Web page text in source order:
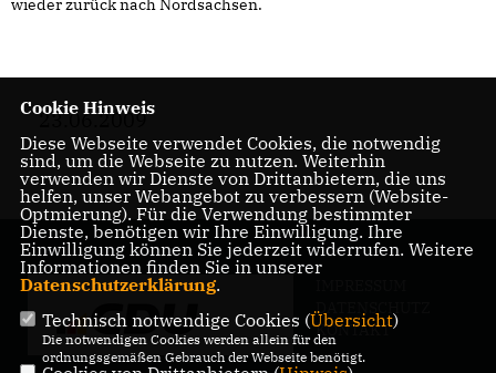
wieder zurück nach Nordsachsen.
23.06.2009
DATENSCHUTZ
KONTAKT
Cookie Hinweis
Diese Webseite verwendet Cookies, die notwendig
sind, um die Webseite zu nutzen. Weiterhin
verwenden wir Dienste von Drittanbietern, die uns
helfen, unser Webangebot zu verbessern (Website-
Optmierung). Für die Verwendung bestimmter
Dienste, benötigen wir Ihre Einwilligung. Ihre
Einwilligung können Sie jederzeit widerrufen. Weitere
Informationen finden Sie in unserer
Datenschutzerklärung.
Technisch notwendige Cookies (Übersicht)
Die notwendigen Cookies werden allein für den
ordnungsgemäßen Gebrauch der Webseite benötigt.